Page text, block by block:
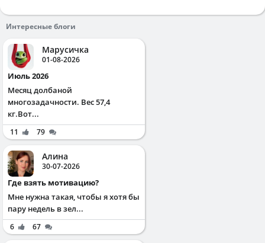
Интересные блоги
Марусичка
01-08-2026
Июль 2026
Месяц долбаной
многозадачности. Вес 57,4
кг.Вот...
11 79
Алина
30-07-2026
Где взять мотивацию?
Мне нужна такая, чтобы я хотя бы
пару недель в зел...
6 67